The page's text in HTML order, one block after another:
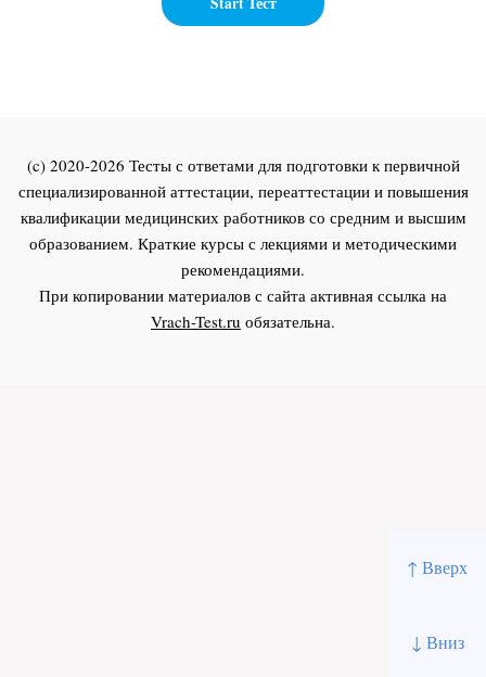
↑ Вверх
↓ Вниз
(c) 2020-2026 Тесты с ответами для подготовки к первичной
специализированной аттестации, переаттестации и повышения
квалификации медицинских работников со средним и высшим
образованием. Краткие курсы с лекциями и методическими
рекомендациями.
При копировании материалов с сайта активная ссылка на
Vrach-Test.ru обязательна.